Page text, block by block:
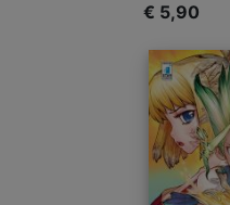
€ 5,90